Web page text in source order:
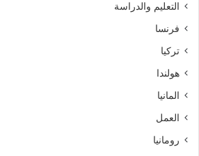
التعليم والدراسة
فرنسا
تركيا
هولندا
المانيا
العمل
رومانيا